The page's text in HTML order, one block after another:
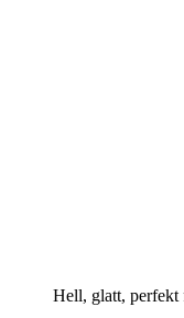
Hell, glatt, perfekt